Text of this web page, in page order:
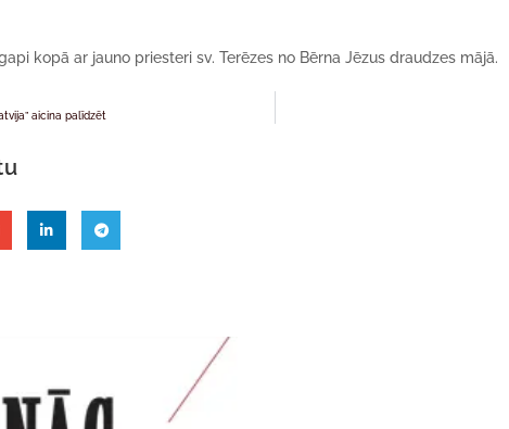
kopā ar jauno priesteri sv. Terēzes no Bērna Jēzus draudzes mājā.
aicina palīdzēt